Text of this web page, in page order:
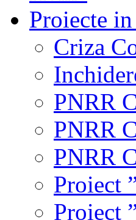
Proiecte
Criza
PNRR
PNRR
PNRR
Proiect
Proiect